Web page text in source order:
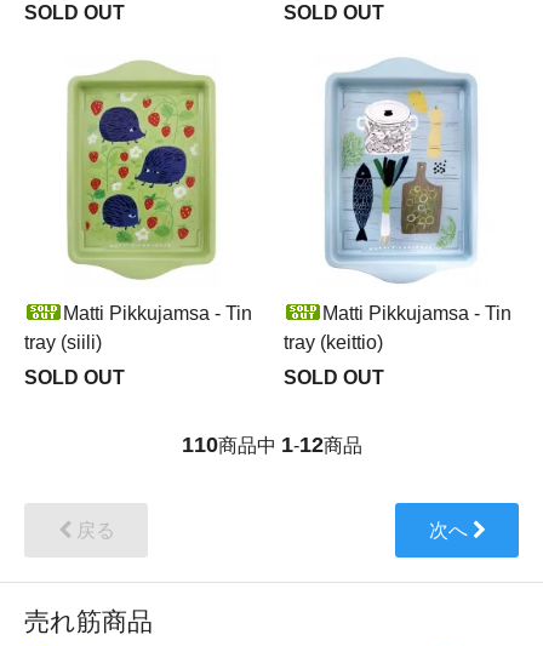
SOLD OUT
SOLD OUT
Matti Pikkujamsa - Tin
tray (siili)
SOLD OUT
Matti Pikkujamsa - Tin
tray (keittio)
SOLD OUT
110商品中 1-12商品
戻る 次へ
売れ筋商品